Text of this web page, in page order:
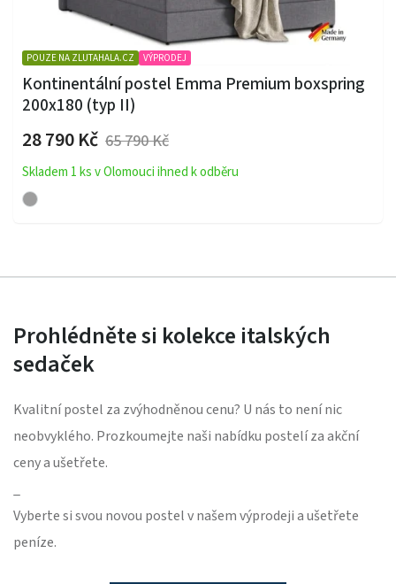
POUZE NA ZLUTAHALA.CZ VÝPRODEJ
Kontinentální postel Emma Premium boxspring
200x180 (typ II)
28 790 Kč 65 790 Kč
Skladem 1 ks v Olomouci ihned k odběru
Prohlédněte si kolekce italských
sedaček
Kvalitní postel za zvýhodněnou cenu? U nás to není nic
neobvyklého. Prozkoumejte naši nabídku postelí za akční
ceny a ušetřete.
Vyberte si svou novou postel v našem výprodeji a ušetřete
peníze.